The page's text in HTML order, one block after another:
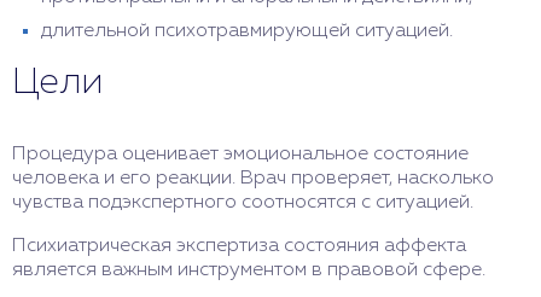
длительной психотравмирующей ситуацией.
Цели
Процедура оценивает эмоциональное состояние
человека и его реакции. Врач проверяет, насколько
чувства подэкспертного соотносятся с ситуацией.
Психиатрическая экспертиза состояния аффекта
является важным инструментом в правовой сфере.